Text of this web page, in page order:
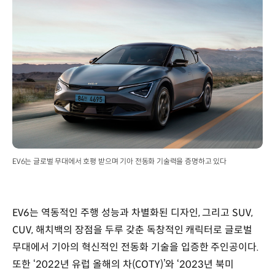
EV6는 글로벌 무대에서 호평 받으며 기아 전동화 기술력을 증명하고 있다
EV6는 역동적인 주행 성능과 차별화된 디자인, 그리고 SUV,
CUV, 해치백의 장점을 두루 갖춘 독창적인 캐릭터로 글로벌
무대에서 기아의 혁신적인 전동화 기술을 입증한 주인공이다.
또한 ‘2022년 유럽 올해의 차(COTY)’와 ‘2023년 북미